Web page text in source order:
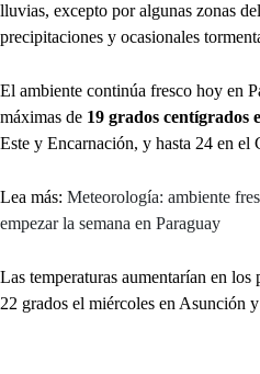
lluvias, excepto por algunas zonas
precipitaciones y ocasionales
El ambiente continúa fresco hoy en
máximas de 19 grados centígrados
Este y Encarnación, y hasta 24 en el
Lea más: Meteorología: ambiente
empezar la semana en Paraguay
Las temperaturas aumentarían en
22 grados el miércoles en Asunción